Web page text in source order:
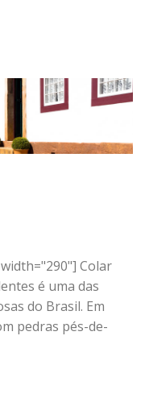
Colar
é uma das
do Brasil. Em
pedras pés-de-